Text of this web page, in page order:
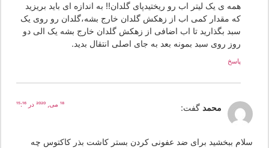
همه ی یک لیتر اب رو ریختیدپای گلدان!! به اندازه ای باید بریزید
که مقدار کمی اب از زهکش گلدان خارج بشه،گلدان رو روی یک
سبد بگذارید تا اب اضافی از زهکش گلدان خارج بشه یک الی دو
روز روی سبد بمونه بعد به جای اصلی انتقال بدید.
محمد گفت:
ببخشید برای ضد عفونی کردن بستر کاشت بذر کاکتوس چه